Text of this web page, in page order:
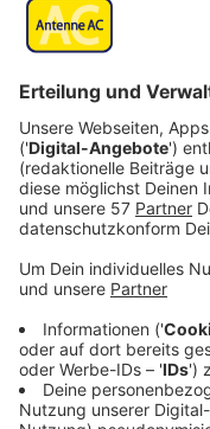
und Ruhr", NRW-
Vorstellung des
die Olympischen
Nachhaltigkeit,
Sollten die Spiele in
nach NRW
sei
Olympischen
insgesamt rund
Wettkämpfe
fänden vor mehr
der Geschichte der
über einzigartige
NRW sei zudem